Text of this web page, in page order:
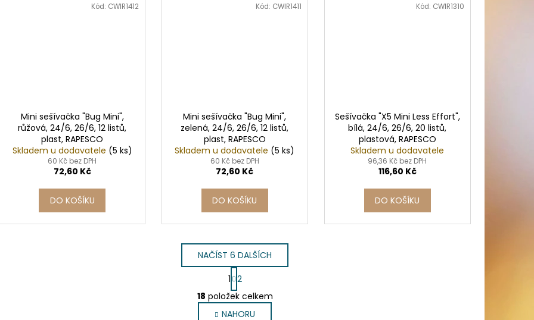
Mini sešívačka "Bug Mini",
růžová, 24/6, 26/6, 12 listů,
plast, RAPESCO
Skladem u dodavatele (5 ks)
60 Kč bez DPH
72,60 Kč
DO KOŠÍKU
Kód: CWIR1412
Mini sešívačka "Bug Mini",
zelená, 24/6, 26/6, 12 listů,
plast, RAPESCO
Skladem u dodavatele (5 ks)
60 Kč bez DPH
72,60 Kč
DO KOŠÍKU
Kód: CWIR1411
Sešívačka "X5 Mini Less Effort",
bílá, 24/6, 26/6, 20 listů,
plastová, RAPESCO
Skladem u dodavatele
96,36 Kč bez DPH
116,60 Kč
DO KOŠÍKU
Kód: CWIR1310
O
v
NAČÍST 6 DALŠÍCH
S
t
r
á
1 2
18 položek celkem
NAHORU